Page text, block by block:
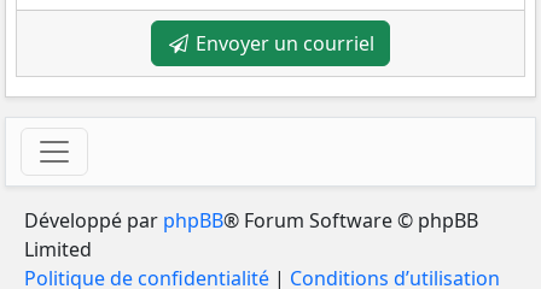
Envoyer un courriel
Développé par phpBB® Forum Software © phpBB
Limited
Politique de confidentialité | Conditions d’utilisation